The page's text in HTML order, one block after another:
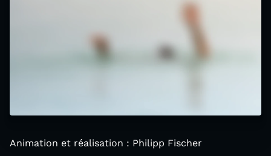
Animation et réalisation : Philipp Fischer